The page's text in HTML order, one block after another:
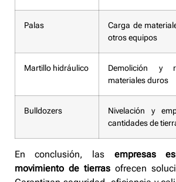
Palas
Carga de
otros equipos
Martillo hidráulico
Demolición y
materiales duros
Bulldozers
Nivelación y
cantidades de
En conclusión, las empresas
movimiento de tierras ofrecen